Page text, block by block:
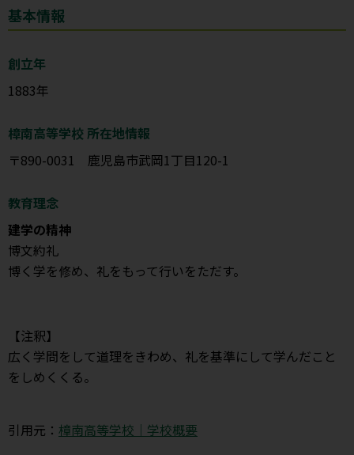
基本情報
創立年
1883年
樟南高等学校 所在地情報
〒890-0031 鹿児島市武岡1丁目120-1
教育理念
建学の精神
博文約礼
博く学を修め、礼をもって行いをただす。
【注釈】
広く学問をして道理をきわめ、礼を基準にして学んだこと
をしめくくる。
引用元： 樟南高等学校｜学校概要